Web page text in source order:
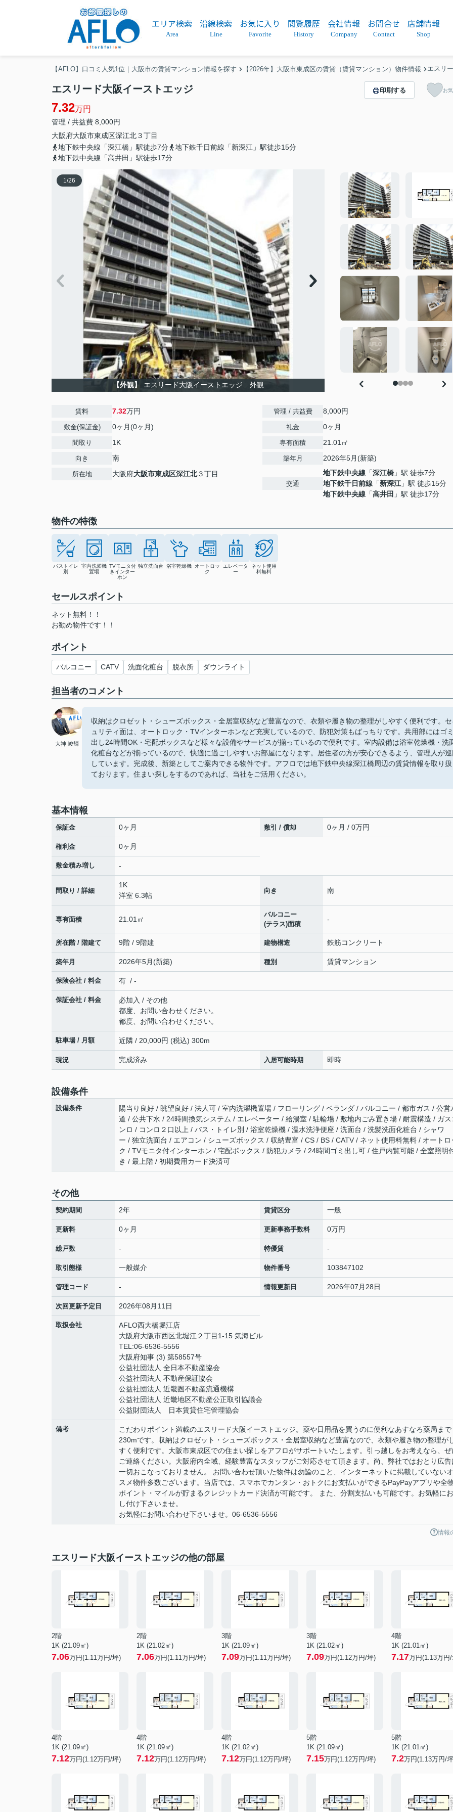
エリア検索
Area
沿線検索
Line
お気に入り
Favorite
閲覧履歴
History
会社情報
Company
お問合せ
Contact
店舗情報
Shop
【AFLO】口コミ人気1位｜大阪市の賃貸マンション情報を探す 【2026年】大阪市東成区の賃貸（賃貸マンション）物件情報 エスリ
エスリード大阪イーストエッジ
7.32万円
管理 / 共益費 8,000円
大阪府大阪市東成区深江北３丁目
地下鉄中央線「深江橋」駅徒歩7分
地下鉄千日前線「新深江」駅徒歩15分
地下鉄中央線「高井田」駅徒歩17分
印刷する お
1/26
【外観】 エスリード大阪イーストエッジ 外観
賃料 7.32万円
敷金(保証金) 0ヶ月(0ヶ月)
間取り 1K
向き 南
所在地 大阪府大阪市東成区深江北３丁目
管理 / 共益費 8,000円
礼金 0ヶ月
専有面積 21.01㎡
築年月 2026年5月(新築)
交通
地下鉄中央線 「深江橋 」駅 徒歩7分
地下鉄千日前線 「新深江 」駅 徒歩15分
地下鉄中央線 「高井田 」駅 徒歩17分
物件の特徴
バストイレ
別
室内洗濯機
置場
TVモニタ付
きインター
ホン
独立洗面台 浴室乾燥機
オートロッ
ク
エレベータ
ー
ネット使用
料無料
セールスポイント
ネット無料！！
お勧め物件です！！
ポイント
バルコニー CATV 洗面化粧台 脱衣所 ダウンライト
担当者のコメント
大神 峻輝
収納はクロゼット・シューズボックス・全居室収納など豊富なので、衣類や履き物の整理がしやすく便利です。
ュリティ面は、オートロック・TVインターホンなど充実しているので、防犯対策もばっちりです。共用部にはゴ
出し24時間OK・宅配ボックスなど様々な設備やサービスが揃っているので便利です。室内設備は浴室乾燥機・洗
化粧台などが揃っているので、快適に過ごしやすいお部屋になります。居住者の方が安心できるよう、管理人が
しています。完成後、新築としてご案内できる物件です。アフロでは地下鉄中央線深江橋周辺の賃貸情報を取り
ております。住まい探しをするのであれば、当社をご活用ください。
基本情報
保証金 0ヶ月 敷引 / 償却 0ヶ月 / 0万円
権利金 0ヶ月
敷金積み増し -
間取り / 詳細
1K
洋室 6.3帖
向き 南
専有面積 21.01㎡
バルコニー
(テラス)面積
-
所在階 / 階建て 9階 / 9階建 建物構造 鉄筋コンクリート
築年月 2026年5月(新築) 種別 賃貸マンション
保険会社 / 料金 有 / -
保証会社 / 料金
必加入 / その他
都度、お問い合わせください。
都度、お問い合わせください。
駐車場 / 月額 近隣 / 20,000円 (税込) 300m
現況 完成済み 入居可能時期 即時
設備条件
設備条件
陽当り良好 / 眺望良好 / 法人可 / 室内洗濯機置場 / フローリング / ベランダ / バルコニー / 都市ガス / 公営
道 / 公共下水 / 24時間換気システム / エレベーター / 給湯室 / 駐輪場 / 敷地内ごみ置き場 / 耐震構造 / ガス
ンロ / コンロ２口以上 / バス・トイレ別 / 浴室乾燥機 / 温水洗浄便座 / 洗面台 / 洗髪洗面化粧台 / シャワ
ー / 独立洗面台 / エアコン / シューズボックス / 収納豊富 / CS / BS / CATV / ネット使用料無料 / オートロ
ク / TVモニタ付インターホン / 宅配ボックス / 防犯カメラ / 24時間ゴミ出し可 / 住戸内覧可能 / 全室照明
き / 最上階 / 初期費用カード決済可
その他
契約期間 2年 賃貸区分 一般
更新料 0ヶ月 更新事務手数料 0万円
総戸数 - 特優賃 -
取引態様 一般媒介 物件番号 103847102
管理コード - 情報更新日 2026年07月28日
次回更新予定日 2026年08月11日
取扱会社
AFLO西大橋堀江店
大阪府大阪市西区北堀江２丁目1-15 気海ビル
TEL:06-6536-5556
大阪府知事 (3) 第58557号
公益社団法人 全日本不動産協会
公益社団法人 不動産保証協会
公益社団法人 近畿圏不動産流通機構
公益社団法人 近畿地区不動産公正取引協議会
公益財団法人 日本賃貸住宅管理協会
備考
こだわりポイント満載のエスリード大阪イーストエッジ。薬や日用品を買うのに便利なあすなろ薬局まで
230mです。収納はクロゼット・シューズボックス・全居室収納など豊富なので、衣類や履き物の整理が
すく便利です。大阪市東成区での住まい探しをアフロがサポートいたします。引っ越しをお考えなら、ぜ
ご連絡ください。大阪府内全域、経験豊富なスタッフがご対応させて頂きます。尚、弊社ではおとり広告
一切おこなっておりません。 お問い合わせ頂いた物件は勿論のこと、インターネットに掲載していない
スメ物件多数ございます。当店では、スマホでカンタン・おトクにお支払いができるPayPayアプリや全
ポイント・マイルが貯まるクレジットカード決済が可能です。 また、分割支払いも可能です。お気軽に
し付け下さいませ。
お気軽にお問い合わせ下さいませ。06-6536-5556
情報
エスリード大阪イーストエッジの他の部屋
2階
1K (21.09㎡)
7.06万円(1.11万円/坪)
2階
1K (21.02㎡)
7.06万円(1.11万円/坪)
3階
1K (21.09㎡)
7.09万円(1.11万円/坪)
3階
1K (21.02㎡)
7.09万円(1.12万円/坪)
4階
1K (21.01㎡)
7.17万円(1.13万円
4階
1K (21.09㎡)
7.12万円(1.12万円/坪)
4階
1K (21.09㎡)
7.12万円(1.12万円/坪)
4階
1K (21.02㎡)
7.12万円(1.12万円/坪)
5階
1K (21.09㎡)
7.15万円(1.12万円/坪)
5階
1K (21.01㎡)
7.2万円(1.13万円/